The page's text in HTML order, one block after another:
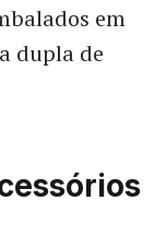
em
dupla de